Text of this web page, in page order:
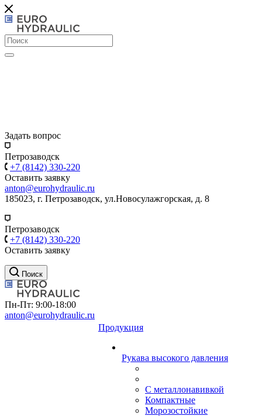
Задать вопрос
Петрозаводск
+7 (8142) 330-220
Оставить заявку
anton@eurohydraulic.ru
185023, г. Петрозаводск, ул.Новосулажгорская, д. 8
Петрозаводск
+7 (8142) 330-220
Оставить заявку
Поиск
Пн-Пт: 9:00-18:00
anton@eurohydraulic.ru
Продукция
Рукава высокого давления
С металлонавивкой
Компактные
Морозостойкие